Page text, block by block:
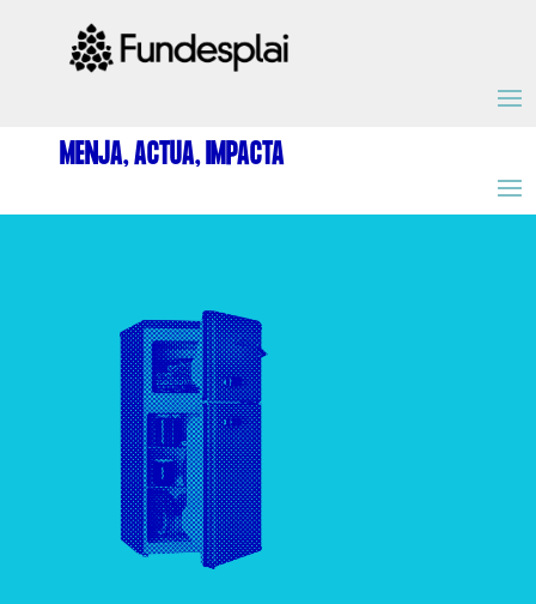
MENJA, ACTUA, IMPACTA
ACTIVITATS D'ESTIU
MÓN ESCOLAR
ALBERG CENTRE ESPLAI
FORMACIÓ
CASES DE COLÒNIES
ACCIÓ SOCIAL I JOVES